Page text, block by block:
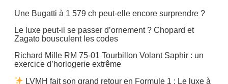
Maroquinerie
Mode
Une Bugatti à 1 579 ch peut-elle encore surprendre ?
Le luxe peut-il se passer d’ornement ? Chopard et
Zagato bousculent les codes
Richard Mille RM 75-01 Tourbillon Volant Saphir : un
exercice d’horlogerie extrême
LVMH fait son grand retour en Formule 1 : Le luxe à